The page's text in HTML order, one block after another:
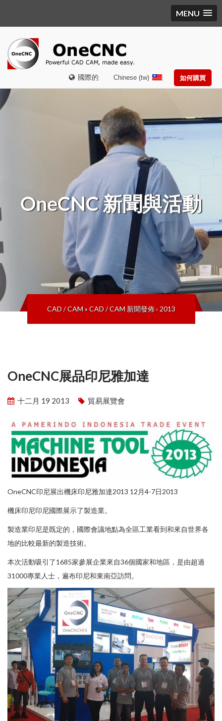
MENU
國際的 如何購買
Chinese (tw)
OneCNC新聞與活動
CAD / CAM»CAD / CAM 新聞發佈› 2013
OneCNC展品印尼雅加達
十二月 19 2013 貿易展覽會
OneCNC印尼展出機床印尼雅加達2013 12月4-7日2013
機床印尼印尼國際展示了製造業。
製造業印尼是既定的，國際會議地點為全區工業看到和來自世界各
地的比較最新的製造技術。
本次活動吸引了1685家參展企業來自36個國家和地區，是由超過
31000專業人士，遍布印尼和東南亞訪問。